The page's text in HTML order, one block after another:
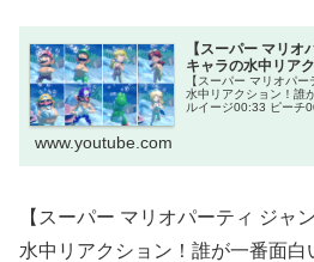
【スーパー マリ
キャラの水中リア
【スーパー マリオパ
水中リアクション！誰
ルイージ00:33 ピーチ
www.youtube.com
【スーパー マリオパーティ ジャ
水中リアクション！誰が一番面白